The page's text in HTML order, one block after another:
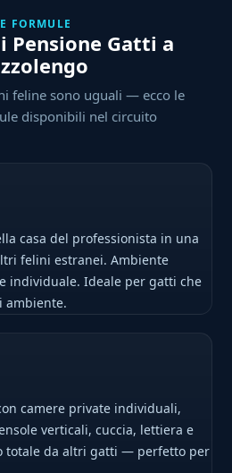
FORMULE
Pensione Gatti a
feline sono uguali — ecco le
disponibili nel circuito
casa del professionista in una
felini estranei. Ambiente
individuale. Ideale per gatti che
ambiente.
camere private individuali,
verticali, cuccia, lettiera e
totale da altri gatti — perfetto per